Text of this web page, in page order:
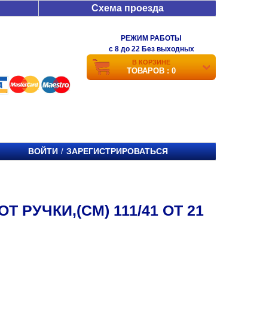
Схема проезда
РЕЖИМ РАБОТЫ
c 8 до 22 Без выходных
В КОРЗИНЕ
ТОВАРОВ : 0
ВОЙТИ / ЗАРЕГИСТРИРОВАТЬСЯ
РУЧКИ,(СМ) 111/41 ОТ 21